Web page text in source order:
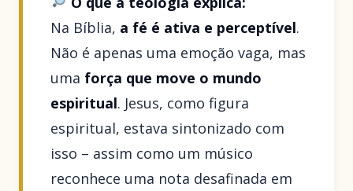
Na Bíblia, a fé é ativa e perceptível.
Não é apenas uma emoção vaga, mas
uma força que move o mundo
espiritual. Jesus, como figura
espiritual, estava sintonizado com
isso – assim como um músico
reconhece uma nota desafinada em